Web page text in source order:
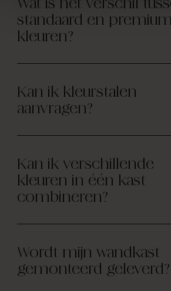
Wat is het verschil
standaard en premium
kleuren?
Kan ik kleurstalen
aanvragen?
Kan ik verschillende
kleuren in één kast
combineren?
Wordt mijn wandkast
gemonteerd geleverd?